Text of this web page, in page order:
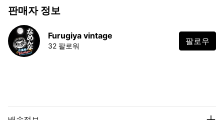
판매자 정보
Furugiya vintage
32 팔로워 팔로우